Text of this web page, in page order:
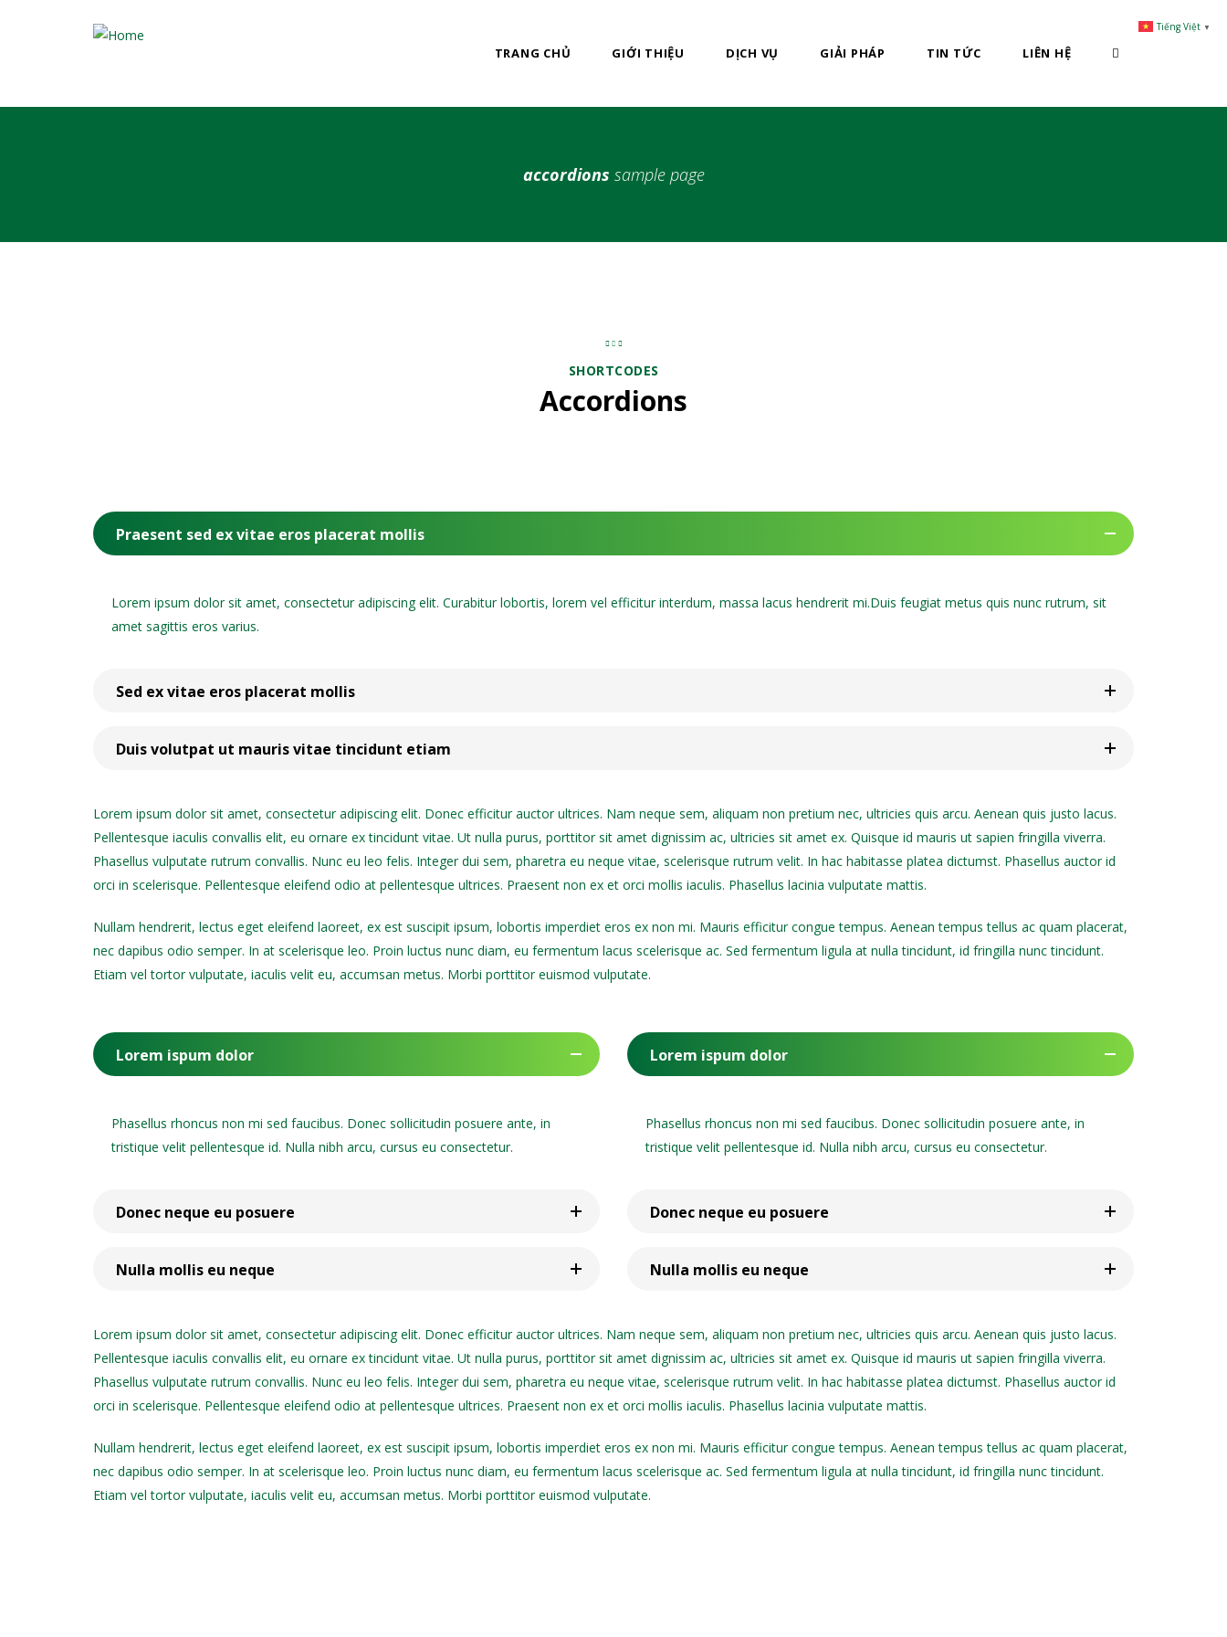
TRANG CHỦ GIỚI THIỆU DỊCH VỤ GIẢI PHÁP TIN TỨC LIÊN HỆ
accordions sample page
SHORTCODES
Accordions
Praesent sed ex vitae eros placerat mollis
Lorem ipsum dolor sit amet, consectetur adipiscing elit. Curabitur lobortis, lorem vel efficitur interdum, massa lacus hendrerit mi.Duis feugiat metus quis nunc rutrum, sit
amet sagittis eros varius.
Sed ex vitae eros placerat mollis
Duis volutpat ut mauris vitae tincidunt etiam
Lorem ipsum dolor sit amet, consectetur adipiscing elit. Donec efficitur auctor ultrices. Nam neque sem, aliquam non pretium nec, ultricies quis arcu. Aenean quis justo lacus.
Pellentesque iaculis convallis elit, eu ornare ex tincidunt vitae. Ut nulla purus, porttitor sit amet dignissim ac, ultricies sit amet ex. Quisque id mauris ut sapien fringilla viverra.
Phasellus vulputate rutrum convallis. Nunc eu leo felis. Integer dui sem, pharetra eu neque vitae, scelerisque rutrum velit. In hac habitasse platea dictumst. Phasellus auctor id
orci in scelerisque. Pellentesque eleifend odio at pellentesque ultrices. Praesent non ex et orci mollis iaculis. Phasellus lacinia vulputate mattis.
Nullam hendrerit, lectus eget eleifend laoreet, ex est suscipit ipsum, lobortis imperdiet eros ex non mi. Mauris efficitur congue tempus. Aenean tempus tellus ac quam placerat,
nec dapibus odio semper. In at scelerisque leo. Proin luctus nunc diam, eu fermentum lacus scelerisque ac. Sed fermentum ligula at nulla tincidunt, id fringilla nunc tincidunt.
Etiam vel tortor vulputate, iaculis velit eu, accumsan metus. Morbi porttitor euismod vulputate.
Lorem ispum dolor
Phasellus rhoncus non mi sed faucibus. Donec sollicitudin posuere ante, in
tristique velit pellentesque id. Nulla nibh arcu, cursus eu consectetur.
Donec neque eu posuere
Nulla mollis eu neque
Lorem ispum dolor
Phasellus rhoncus non mi sed faucibus. Donec sollicitudin posuere ante, in
tristique velit pellentesque id. Nulla nibh arcu, cursus eu consectetur.
Donec neque eu posuere
Nulla mollis eu neque
Lorem ipsum dolor sit amet, consectetur adipiscing elit. Donec efficitur auctor ultrices. Nam neque sem, aliquam non pretium nec, ultricies quis arcu. Aenean quis justo lacus.
Pellentesque iaculis convallis elit, eu ornare ex tincidunt vitae. Ut nulla purus, porttitor sit amet dignissim ac, ultricies sit amet ex. Quisque id mauris ut sapien fringilla viverra.
Phasellus vulputate rutrum convallis. Nunc eu leo felis. Integer dui sem, pharetra eu neque vitae, scelerisque rutrum velit. In hac habitasse platea dictumst. Phasellus auctor id
orci in scelerisque. Pellentesque eleifend odio at pellentesque ultrices. Praesent non ex et orci mollis iaculis. Phasellus lacinia vulputate mattis.
Nullam hendrerit, lectus eget eleifend laoreet, ex est suscipit ipsum, lobortis imperdiet eros ex non mi. Mauris efficitur congue tempus. Aenean tempus tellus ac quam placerat,
nec dapibus odio semper. In at scelerisque leo. Proin luctus nunc diam, eu fermentum lacus scelerisque ac. Sed fermentum ligula at nulla tincidunt, id fringilla nunc tincidunt.
Etiam vel tortor vulputate, iaculis velit eu, accumsan metus. Morbi porttitor euismod vulputate.
Tiếng Việt ▼